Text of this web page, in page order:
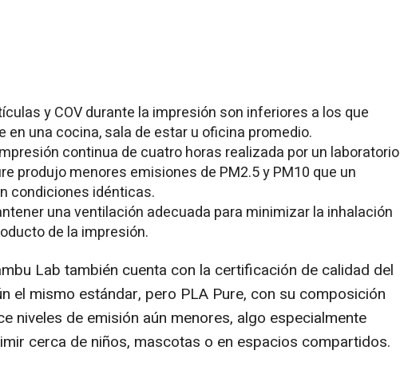
y COV durante la impresión son inferiores a los que
en una cocina, sala de estar u oficina promedio.
continua de cuatro horas realizada por un laboratorio
produjo menores emisiones de PM2.5 y PM10 que un
condiciones idénticas.
una ventilación adecuada para minimizar la inhalación
de la impresión.
Lab también cuenta con la certificación de calidad del
el mismo estándar, pero PLA Pure, con su composición
niveles de emisión aún menores, algo especialmente
cerca de niños, mascotas o en espacios compartidos.